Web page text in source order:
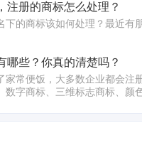
注册的商标怎么处理？
下的商标该如何处理？最近有
哪些？你真的清楚吗？
家常便饭，大多数企业都会注
数字商标、三维标志商标、颜